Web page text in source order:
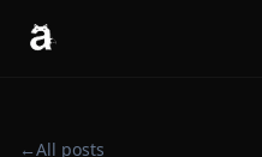
←All posts